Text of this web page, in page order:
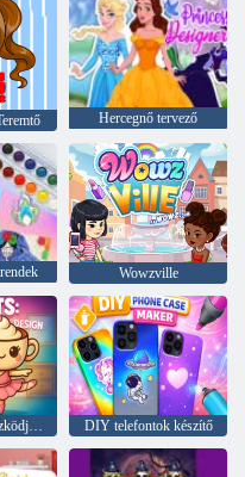
Hercegnő tervező
Wowzville
BrainRots: öltözködjön és belsőépítészet DIY telefontok készítő